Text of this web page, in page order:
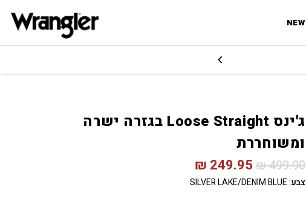
NEW
ג'ינס Loose Straight בגזרה ישרה
ומשוחררת
₪499.90
₪ 249.95
צבע:
SILVER LAKE/DENIM BLUE